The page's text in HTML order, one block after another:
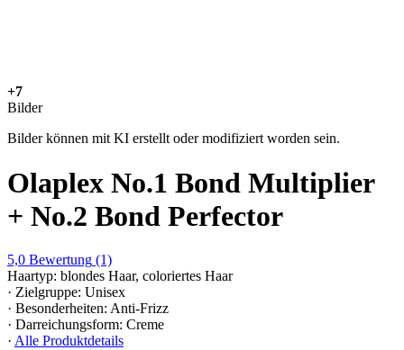
+7
Bilder
Bilder können mit KI erstellt oder modifiziert worden sein.
Olaplex No.1 Bond Multiplier
+ No.2 Bond Perfector
5,0 Bewertung (1)
Haartyp: blondes Haar, coloriertes Haar
· Zielgruppe: Unisex
· Besonderheiten: Anti-Frizz
· Darreichungsform: Creme
· Alle Produktdetails